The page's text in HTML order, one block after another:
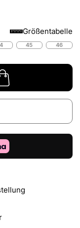
Größentabelle
45 46